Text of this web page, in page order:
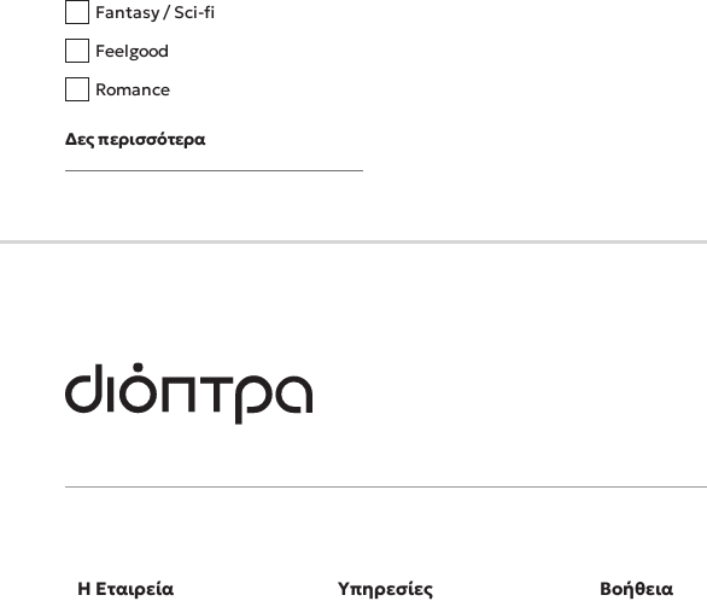
Fantasy / Sci-fi
Feelgood
Romance
Upmarket
Young Adult
Δες περισσότερα
Η Εταιρεία Υπηρεσίες Βοήθεια